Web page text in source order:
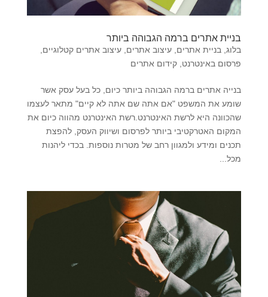
בניית אתרים ברמה הגבוהה ביותר
בלוג, בניית אתרים עיצוב אתרים עיצוב אתרים קטלוגיים
פרסום באינטרנט קידום אתרים
בנייה אתרים ברמה הגבוהה ביותר כיום, כל בעל עסק אשר
שומע את המשפט "אם אתה שם אתה לא קיים" מתאר לעצמו
שהכוונה היא לרשת האינטרנט.רשת האינטרנט מהווה כיום את
המקום האטרקטיבי ביותר לפרסום ושיווק העסק, להפצת
תכנים ומידע ולמגוון רחב של מטרות נוספות. בכדי ליהנות
מכל...